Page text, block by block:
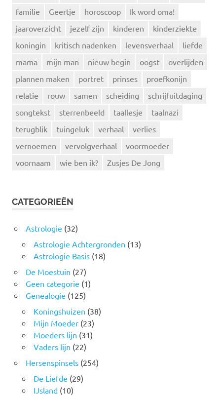
familie
Geertje horoscoop
Ik word oma!
jaaroverzicht
jezelf zijn kinderen
kinderziekte
koningin
kritisch nadenken levensverhaal
liefde
mama
mijn man nieuw begin oogst
overlijden
plannen maken
portret prinses
proefkonijn
relatie
rouw samen scheiding
schrijfuitdaging
songtekst
sterrenbeeld taallesje
taalnazi
terugblik
tuingeluk verhaal
verlies
vernoemen
vervolgverhaal
voormoeder
voornaam
wie ben ik? Zusjes De Jong
CATEGORIEËN
Astrologie (32)
Astrologie Achtergronden (13)
Astrologie Basis(18)
De Moestuin (27)
Geen categorie (1)
Genealogie (125)
Koningshuizen (38)
Mijn Moeder(23)
Moeders lijn (31)
Vaders lijn (22)
Hersenspinsels(254)
De Liefde (29)
IJsland(10)